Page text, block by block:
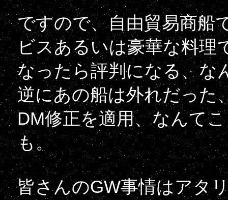
ですので、自由貿易商船
ビスあるいは豪華な料理
なったら評判になる、な
逆にあの船は外れだった
DM修正を適用、なんて
も。
皆さんのGW事情はアタ